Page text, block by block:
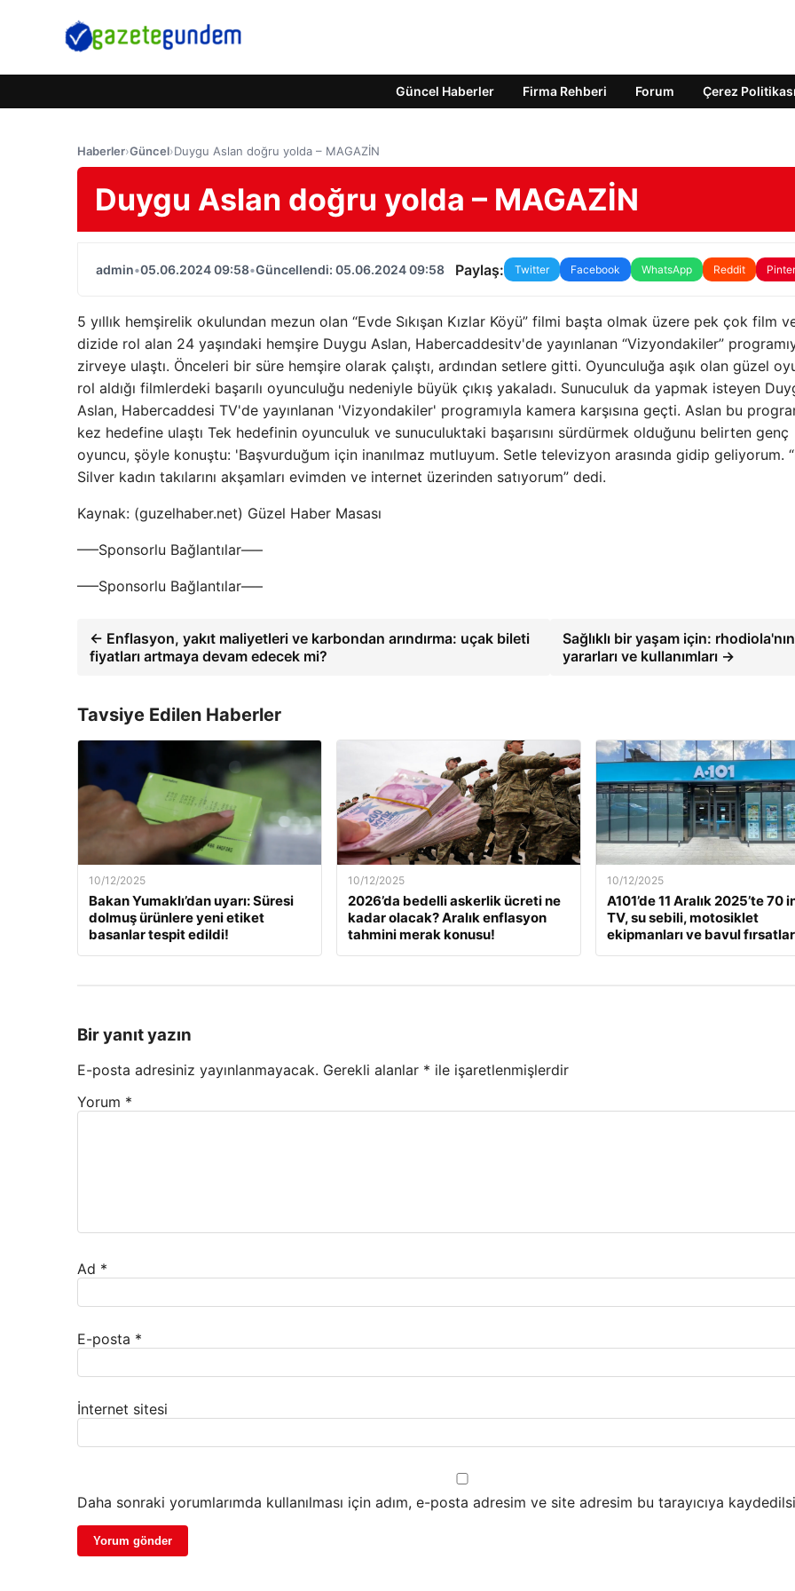
Güncel Haberler Firma Rehberi Forum Çerez Politikası
Haberler›Güncel›Duygu Aslan doğru yolda – MAGAZİN
Duygu Aslan doğru yolda – MAGAZİN
admin•05.06.2024 09:58•Güncellendi: 05.06.2024 09:58 Paylaş: Twitter Facebook WhatsApp Reddit
5 yıllık hemşirelik okulundan mezun olan “Evde Sıkışan Kızlar Köyü” filmi başta olmak üzere pek çok film
dizide rol alan 24 yaşındaki hemşire Duygu Aslan, Habercaddesitv'de yayınlanan “Vizyondakiler”
zirveye ulaştı. Önceleri bir süre hemşire olarak çalıştı, ardından setlere gitti. Oyunculuğa aşık olan güzel
rol aldığı filmlerdeki başarılı oyunculuğu nedeniyle büyük çıkış yakaladı. Sunuculuk da yapmak isteyen
Aslan, Habercaddesi TV'de yayınlanan 'Vizyondakiler' programıyla kamera karşısına geçti. Aslan bu
kez hedefine ulaştı Tek hedefinin oyunculuk ve sunuculuktaki başarısını sürdürmek olduğunu belirten genç
oyuncu, şöyle konuştu: 'Başvurduğum için inanılmaz mutluyum. Setle televizyon arasında gidip geliyorum.
Silver kadın takılarını akşamları evimden ve internet üzerinden satıyorum” dedi.
Kaynak: (guzelhaber.net) Güzel Haber Masası
—–Sponsorlu Bağlantılar—–
—–Sponsorlu Bağlantılar—–
← Enflasyon, yakıt maliyetleri ve karbondan arındırma: uçak bileti
fiyatları artmaya devam edecek mi?
Sağlıklı bir yaşam için: rhodiola'nın
yararları ve kullanımları →
Tavsiye Edilen Haberler
10/12/2025
Bakan Yumaklı’dan uyarı: Süresi
dolmuş ürünlere yeni etiket
basanlar tespit edildi!
10/12/2025
2026’da bedelli askerlik ücreti ne
kadar olacak? Aralık enflasyon
tahmini merak konusu!
10/12/2025
A101’de 11 Aralık 2025’te 70
TV, su sebili, motosiklet
ekipmanları ve bavul
Bir yanıt yazın
E-posta adresiniz yayınlanmayacak. Gerekli alanlar * ile işaretlenmişlerdir
Yorum *
Ad *
E-posta *
İnternet sitesi
Daha sonraki yorumlarımda kullanılması için adım, e-posta adresim ve site adresim bu tarayıcıya